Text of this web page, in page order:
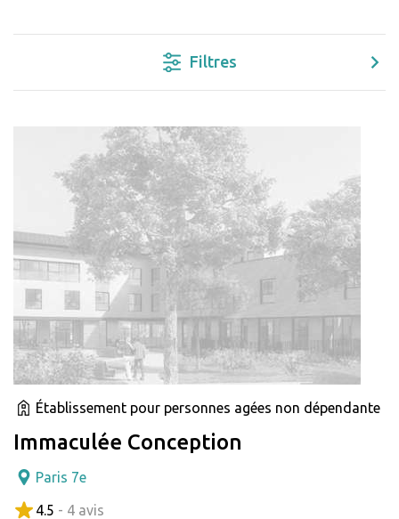
Filtres
Établissement pour personnes agées non dépendante
Immaculée Conception
Paris 7e
4.5 - 4 avis